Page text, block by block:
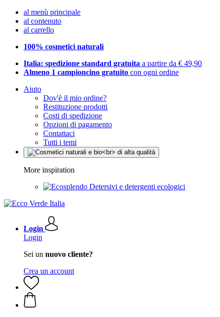
al menù principale
al contenuto
al carrello
100% cosmetici naturali
Italia: spedizione standard gratuita a partire da € 49,90
Almeno 1 campioncino gratuito con ogni ordine
Aiuto
Dov'è il mio ordine?
Restituzione prodotti
Costi di spedizione
Opzioni di pagamento
Contattaci
Tutti i temi
More inspiration
Detersivi e detergenti ecologici
Login
Login
Sei un nuovo cliente?
Crea un account